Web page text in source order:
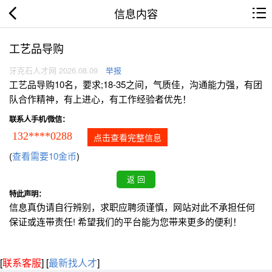
信息内容
工艺品导购
牙克石人才网 2026.08.09 举报
工艺品导购10名，要求;18-35之间，气质佳，沟通能力强，有团
队合作精神，有上进心，有工作经验者优先！
联系人手机/微信：
132****0288 点击查看完整信息
(查看需要10金币)
特此声明：
信息真伪请自行辨别，求职应聘须谨慎，网站对此不承担任何
保证或连带责任! 希望我们的平台能为您带来更多的便利！
[联系客服] [最新找人才]